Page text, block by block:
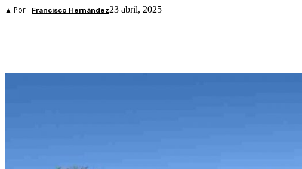
▲ Por Francisco Hernández23 abril, 2025